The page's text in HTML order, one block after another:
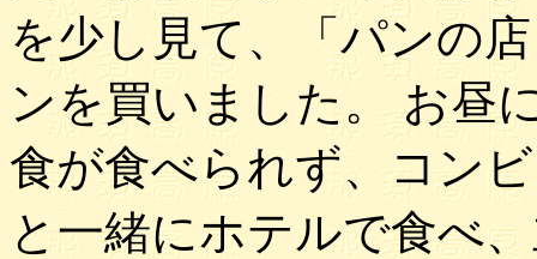
を少し見て、「パンの
ンを買いました。 お昼
食が食べられず、コン
と一緒にホテルで食べ